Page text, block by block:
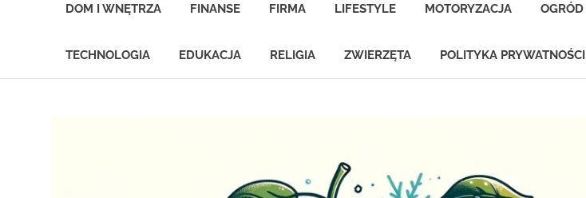
DOM I WNĘTRZA FINANSE FIRMA LIFESTYLE MOTORYZACJA OGRÓD
TECHNOLOGIA EDUKACJA RELIGIA ZWIERZĘTA POLITYKA PRYWATNOŚCI